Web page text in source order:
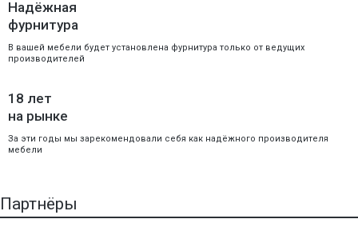
Надёжная
фурнитура
В вашей мебели будет установлена фурнитура только от ведущих
производителей
18 лет
на рынке
За эти годы мы зарекомендовали себя как надёжного производителя
мебели
Партнёры